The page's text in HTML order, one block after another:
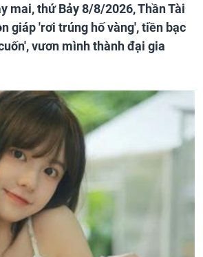
mai, thứ Bảy 8/8/2026, Thần Tài
giáp 'rơi trúng hố vàng', tiền bạc
vươn mình thành đại gia